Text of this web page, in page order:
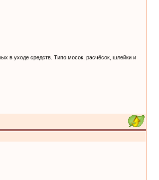
в уходе средств. Типо мосок, расчёсок, шлейки и